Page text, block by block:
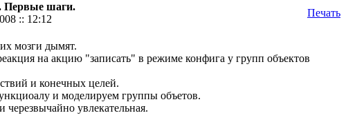
Первые шаги.
:: 12:12
Печать
мозги дымят.
на акцию "записать" в режиме конфига у групп объектов
и конечных целей.
и моделируем группы объетов.
черезвычайно увлекательная.